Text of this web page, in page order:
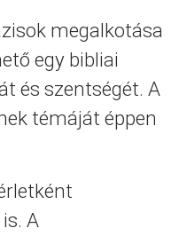
megalkotása
egy bibliai
és szentségét. A
témáját éppen
A